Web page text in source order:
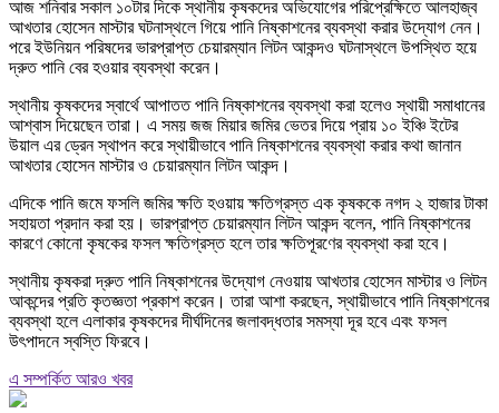
আজ শনিবার সকাল ১০টার দিকে স্থানীয় কৃষকদের অভিযোগের পরিপ্রেক্ষিতে আলহাজ্ব
আখতার হোসেন মাস্টার ঘটনাস্থলে গিয়ে পানি নিষ্কাশনের ব্যবস্থা করার উদ্যোগ নেন।
পরে ইউনিয়ন পরিষদের ভারপ্রাপ্ত চেয়ারম্যান লিটন আকন্দও ঘটনাস্থলে উপস্থিত হয়ে
দ্রুত পানি বের হওয়ার ব্যবস্থা করেন।
স্থানীয় কৃষকদের স্বার্থে আপাতত পানি নিষ্কাশনের ব্যবস্থা করা হলেও স্থায়ী সমাধানের
আশ্বাস দিয়েছেন তারা। এ সময় জজ মিয়ার জমির ভেতর দিয়ে প্রায় ১০ ইঞ্চি ইটের
উয়াল এর ড্রেন স্থাপন করে স্থায়ীভাবে পানি নিষ্কাশনের ব্যবস্থা করার কথা জানান
আখতার হোসেন মাস্টার ও চেয়ারম্যান লিটন আকন্দ।
এদিকে পানি জমে ফসলি জমির ক্ষতি হওয়ায় ক্ষতিগ্রস্ত এক কৃষককে নগদ ২ হাজার টাকা
সহায়তা প্রদান করা হয়। ভারপ্রাপ্ত চেয়ারম্যান লিটন আকন্দ বলেন, পানি নিষ্কাশনের
কারণে কোনো কৃষকের ফসল ক্ষতিগ্রস্ত হলে তার ক্ষতিপূরণের ব্যবস্থা করা হবে।
স্থানীয় কৃষকরা দ্রুত পানি নিষ্কাশনের উদ্যোগ নেওয়ায় আখতার হোসেন মাস্টার ও লিটন
আকন্দের প্রতি কৃতজ্ঞতা প্রকাশ করেন। তারা আশা করছেন, স্থায়ীভাবে পানি নিষ্কাশনের
ব্যবস্থা হলে এলাকার কৃষকদের দীর্ঘদিনের জলাবদ্ধতার সমস্যা দূর হবে এবং ফসল
উৎপাদনে স্বস্তি ফিরবে।
এ সম্পর্কিত আরও খবর